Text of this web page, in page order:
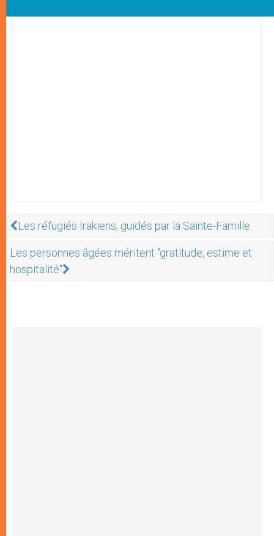
Les réfugiés Irakiens, guidés par la Sainte-Famille
Les personnes âgées méritent "gratitude, estime et
hospitalité"